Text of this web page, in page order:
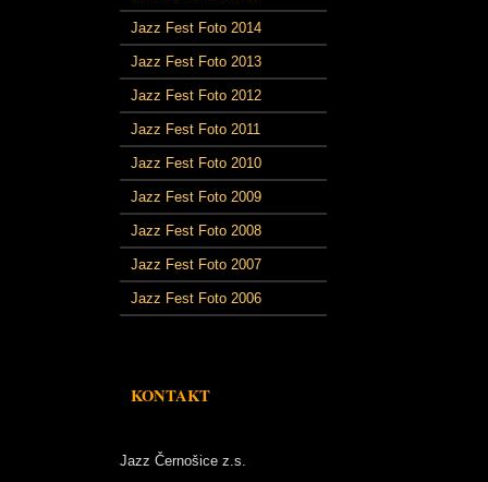
Jazz Fest Foto 2014
Jazz Fest Foto 2013
Jazz Fest Foto 2012
Jazz Fest Foto 2011
Jazz Fest Foto 2010
Jazz Fest Foto 2009
Jazz Fest Foto 2008
Jazz Fest Foto 2007
Jazz Fest Foto 2006
KONTAKT
Jazz Černošice z.s.